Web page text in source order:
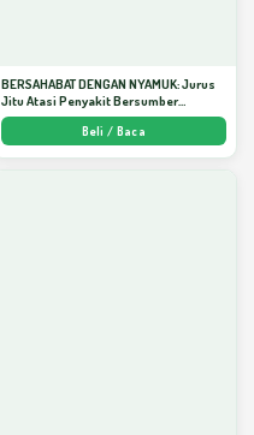
BERSAHABAT DENGAN NYAMUK: Jurus
Jitu Atasi Penyakit Bersumber
Nyamuk - Arda Dinata
Beli / Baca